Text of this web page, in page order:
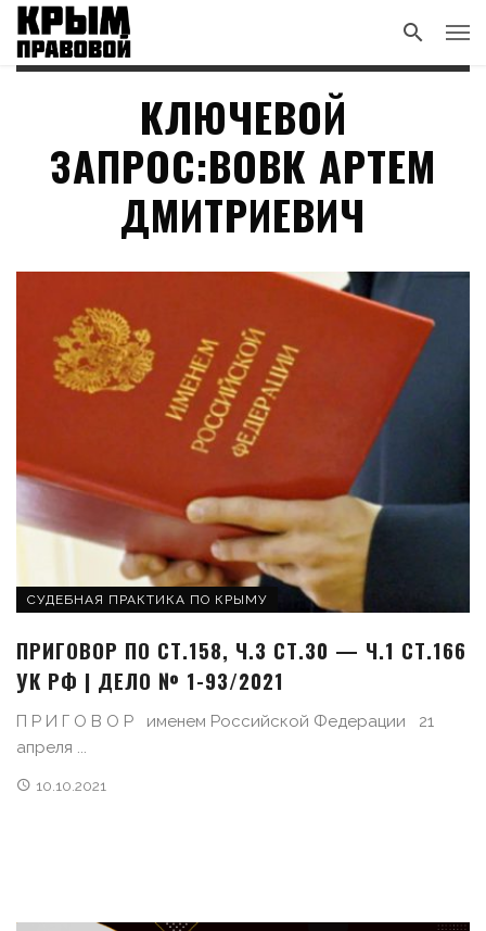
КЛЮЧЕВОЙ
ЗАПРОС:ВОВК АРТЕМ
ДМИТРИЕВИЧ
СУДЕБНАЯ ПРАКТИКА ПО КРЫМУ
ПРИГОВОР ПО СТ.158, Ч.3 СТ.30 — Ч.1 СТ.166
УК РФ | ДЕЛО № 1-93/2021
П Р И Г О В О Р именем Российской Федерации 21
апреля ...
10.10.2021